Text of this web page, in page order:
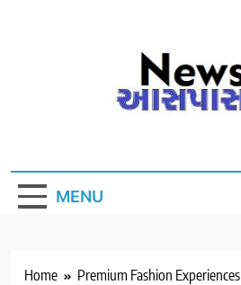
MENU
Home Premium Fashion Experiences